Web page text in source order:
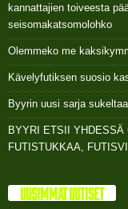
kannattajien toiveesta
seisomakatsomolohko
Olemmeko me
Kävelyfutiksen suosio
Byyrin uusi sarja
BYYRI ETSII YHDESSÄ
FUTISTUKKAA,
UUSIMMAT UUTISET